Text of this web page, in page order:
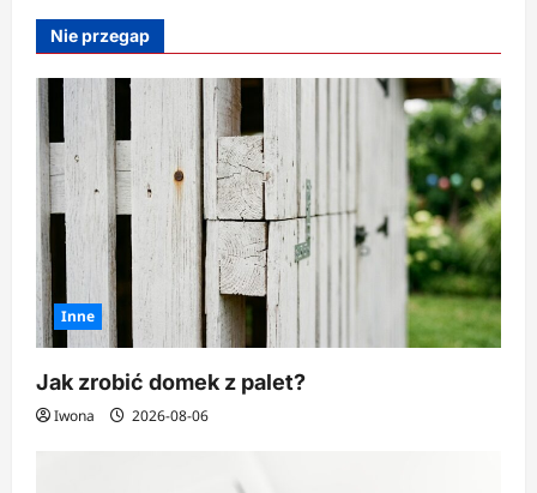
Nie przegap
Inne
Jak zrobić domek z palet?
Iwona 2026-08-06